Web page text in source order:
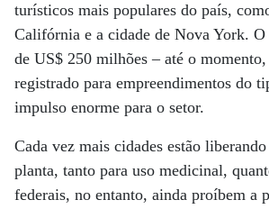
turísticos mais populares do país,
Califórnia e a cidade de Nova York.
de US$ 250 milhões – até o
registrado para empreendimentos do
impulso enorme para o setor.
Cada vez mais cidades estão
planta, tanto para uso medicinal,
federais, no entanto, ainda proíbem a